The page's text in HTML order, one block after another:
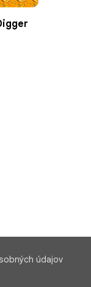
údajov